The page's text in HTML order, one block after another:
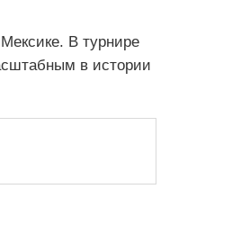
В турнире
в истории